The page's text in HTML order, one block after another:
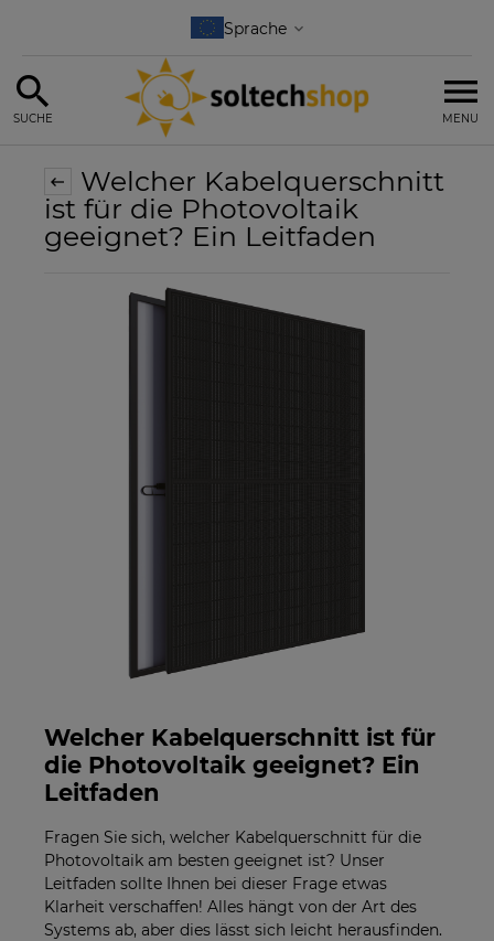
MENU
SUCHE
Welcher Kabelquerschnitt
ist für die Photovoltaik
geeignet? Ein Leitfaden
Welcher Kabelquerschnitt ist für
die Photovoltaik geeignet? Ein
Leitfaden
Fragen Sie sich, welcher Kabelquerschnitt für die
Photovoltaik am besten geeignet ist? Unser
Leitfaden sollte Ihnen bei dieser Frage etwas
Klarheit verschaffen! Alles hängt von der Art des
Systems ab, aber dies lässt sich leicht herausfinden.